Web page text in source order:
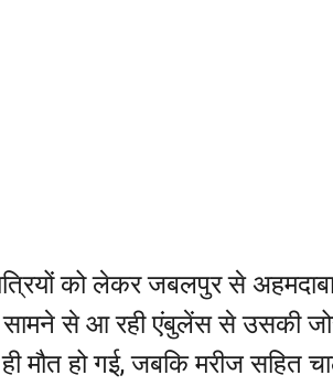
को लेकर जबलपुर से
सामने से आ रही एंबुलेंस से उसकी
मौत हो गई, जबकि मरीज सहित